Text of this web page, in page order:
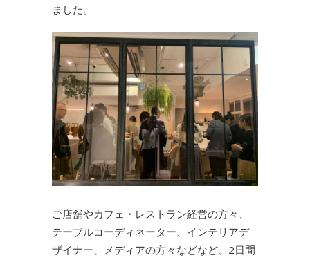
ました。
ご店舗やカフェ・レストラン経営の方々、
テーブルコーディネーター、インテリアデ
ザイナー、メディアの方々などなど、2日間